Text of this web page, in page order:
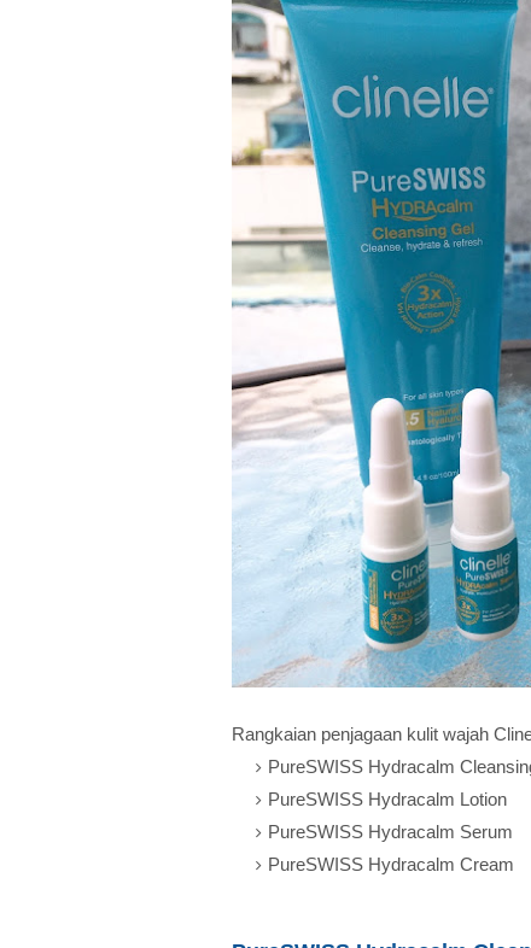
Rangkaian penjagaan kulit wajah
PureSWISS Hydracalm
PureSWISS Hydracalm Lotion
PureSWISS Hydracalm Serum
PureSWISS Hydracalm Cream